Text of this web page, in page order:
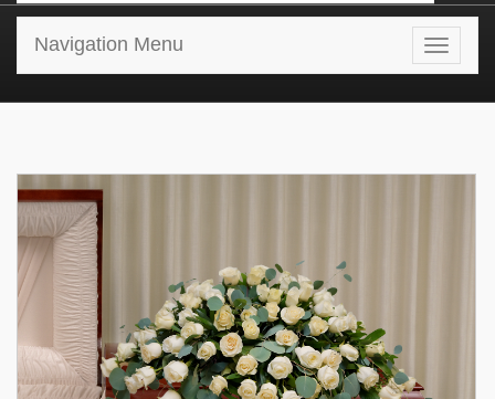
Toggle
Navigation Menu